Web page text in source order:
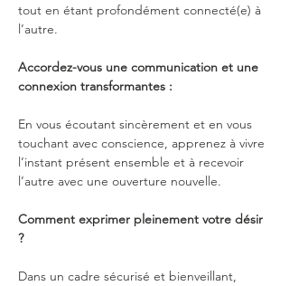
tout en étant profondément connecté(e) à
l’autre.
Accordez-vous une communication et une
connexion transformantes :
En vous écoutant sincèrement et en vous
touchant avec conscience, apprenez à vivre
l’instant présent ensemble et à recevoir
l’autre avec une ouverture nouvelle.
Comment exprimer pleinement votre désir
?
Dans un cadre sécurisé et bienveillant,